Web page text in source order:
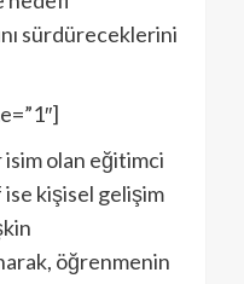
sürdüreceklerini
olan eğitimci
ise kişisel gelişim
öğrenmenin